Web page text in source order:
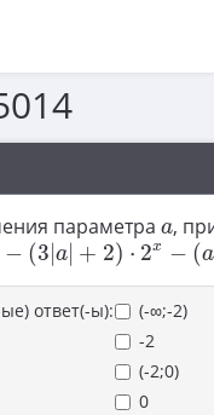
параметра a
a,
− (3 |a + 2) ⋅ 2x − (a
a|+2)⋅2x−(a−6)(3|a
ответ(-ы):
(-∞;-2)
-2
(-2;0)
0